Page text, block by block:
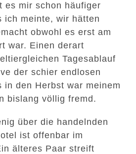
es mir schon häufiger
ich meinte, wir hätten
obwohl es erst am
war. Einen derart
Tagesablauf
der schier endlosen
in den Herbst war meinem
bislang völlig fremd.
über die handelnden
ist offenbar im
älteres Paar streift